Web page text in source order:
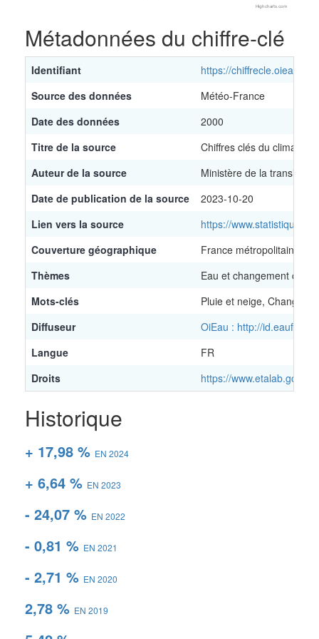
Highcharts.com
Métadonnées du chiffre-clé
Identifiant
https://chiffrecle.oieau.fr/
Source des données
Météo-France
Date des données
2000
Titre de la source
Chiffres clés du climat -
Auteur de la source
Ministère de la transition
Date de publication de la source
2023-10-20
Lien vers la source
https://
Couverture géographique
France métropolitaine
Thèmes
Eau et changement
Mots-clés
Pluie et neige,
Diffuseur
OiEau : http://
Langue
FR
Droits
https://
Historique
+ 17,98 % EN 2024
+ 6,64 % EN 2023
- 24,07 % EN 2022
- 0,81 % EN 2021
- 2,71 % EN 2020
2,78 % EN 2019